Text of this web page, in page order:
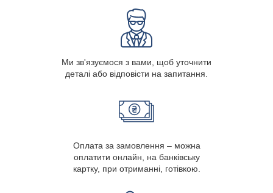
Ми зв'язуємося з вами, щоб уточнити
деталі або відповісти на запитання.
Оплата за замовлення – можна
оплатити онлайн, на банківську
картку, при отриманні, готівкою.